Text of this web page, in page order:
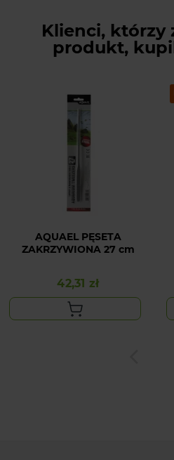
Klienci, którzy
produkt,
AQUAEL PĘSETA
ZAKRZYWIONA 27 cm
Cena
42,31 zł